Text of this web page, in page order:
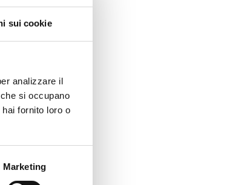
sui cookie
analizzare il
si occupano
fornito loro o
Marketing